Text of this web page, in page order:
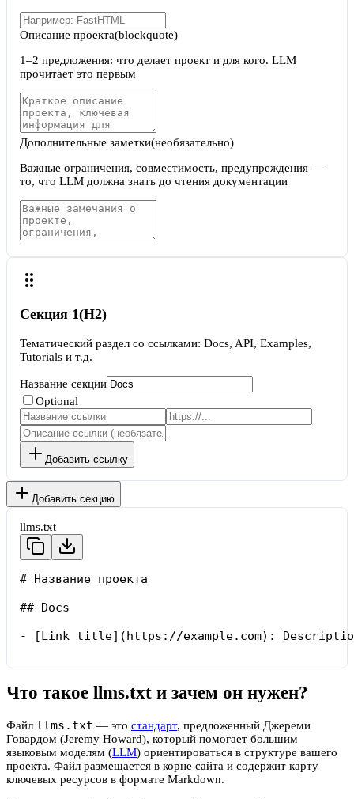
Описание проекта(blockquote)
1–2 предложения: что делает проект и для кого. LLM
прочитает это первым
Дополнительные заметки(необязательно)
Важные ограничения, совместимость, предупреждения —
то, что LLM должна знать до чтения документации
Секция 1(H2)
Тематический раздел со ссылками: Docs, API, Examples,
Tutorials и т.д.
Название секции
Optional
Добавить ссылку
Добавить секцию
llms.txt
# Название проекта
## Docs
- [Link title](https://example.com):
Что такое llms.txt и зачем он нужен?
Файл llms.txt — это стандарт, предложенный Джереми
Говардом (Jeremy Howard), который помогает большим
языковым моделям (LLM) ориентироваться в структуре вашего
проекта. Файл размещается в корне сайта и содержит карту
ключевых ресурсов в формате Markdown.